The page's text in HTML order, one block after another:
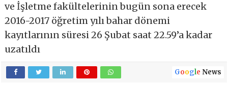
ve İşletme fakültelerinin bugün sona erecek
2016-2017 öğretim yılı bahar dönemi
kayıtlarının süresi 26 Şubat saat 22.59’a kadar
uzatıldı
Google News